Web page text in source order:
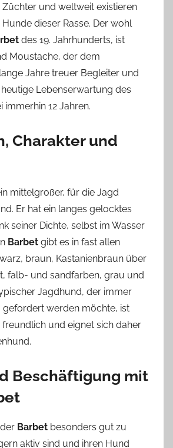
und weltweit existieren
dieser Rasse. Der wohl
des 19. Jahrhunderts, ist
Moustache, der dem
Jahre treuer Begleiter und
heutige Lebenserwartung des
immerhin 12 Jahren.
Charakter und
mittelgroßer, für die Jagd
Er hat ein langes gelocktes
seiner Dichte, selbst im Wasser
Barbet gibt es in fast allen
braun, Kastanienbraun über
falb- und sandfarben, grau und
Jagdhund, der immer
gefordert werden möchte, ist
und eignet sich daher
Beschäftigung mit
Barbet besonders gut zu
aktiv sind und ihren Hund